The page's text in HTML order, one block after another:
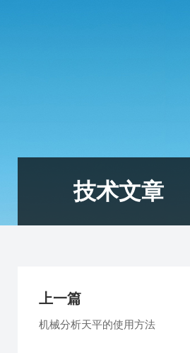
技术文章
上一篇
机械分析天平的使用方法